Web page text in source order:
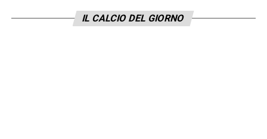
Valinčić della Dinamo Zagabria, possibile
investimento solo in caso di partenze. La
IL CALCIO DEL GIORNO